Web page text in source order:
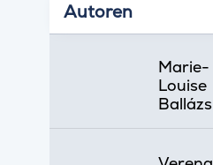
Autoren
Marie-
Louise
Ballázs